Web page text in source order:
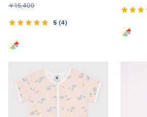
￥15,400
5 (4)